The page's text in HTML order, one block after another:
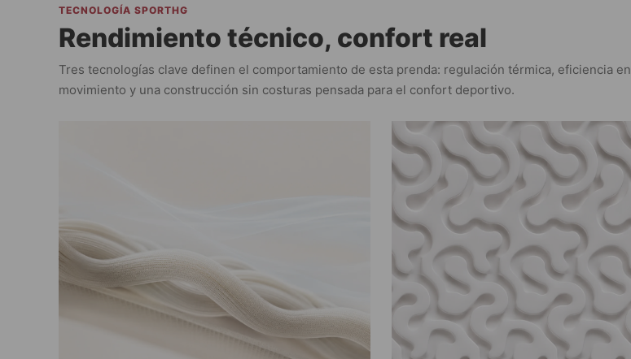
TECNOLOGÍA SPORTHG
Rendimiento técnico, confort real
Tres tecnologías clave definen el comportamiento de esta prenda: regulación térmica, eficiencia en
movimiento y una construcción sin costuras pensada para el confort deportivo.